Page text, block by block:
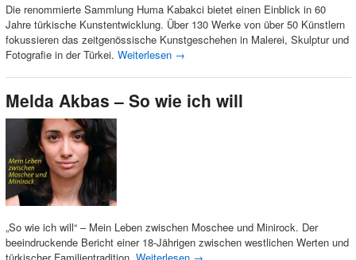
Die renommierte Sammlung Huma Kabakci bietet einen Einblick in 60
Jahre türkische Kunstentwicklung. Über 130 Werke von über 50 Künstlern
fokussieren das zeitgenössische Kunstgeschehen in Malerei, Skulptur und
Fotografie in der Türkei. Weiterlesen →
Melda Akbas – So wie ich will
„So wie ich will“ – Mein Leben zwischen Moschee und Minirock. Der
beeindruckende Bericht einer 18-Jährigen zwischen westlichen Werten und
türkischer Familientradition. Weiterlesen →